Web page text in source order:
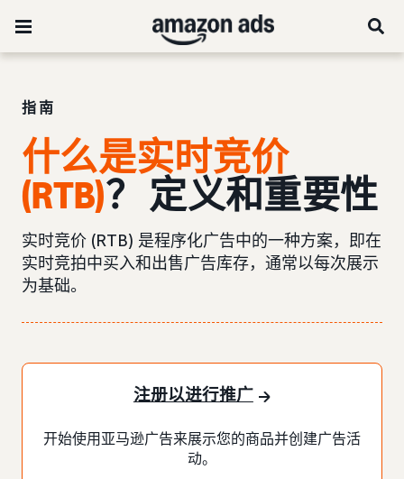
指南
什么是实时竞价
(RTB)？ 定义和重要性
实时竞价 (RTB) 是程序化广告中的一种方案，即在
实时竞拍中买入和出售广告库存，通常以每次展示
为基础。
注册以进行推广
开始使用亚马逊广告来展示您的商品并创建广告活
动。